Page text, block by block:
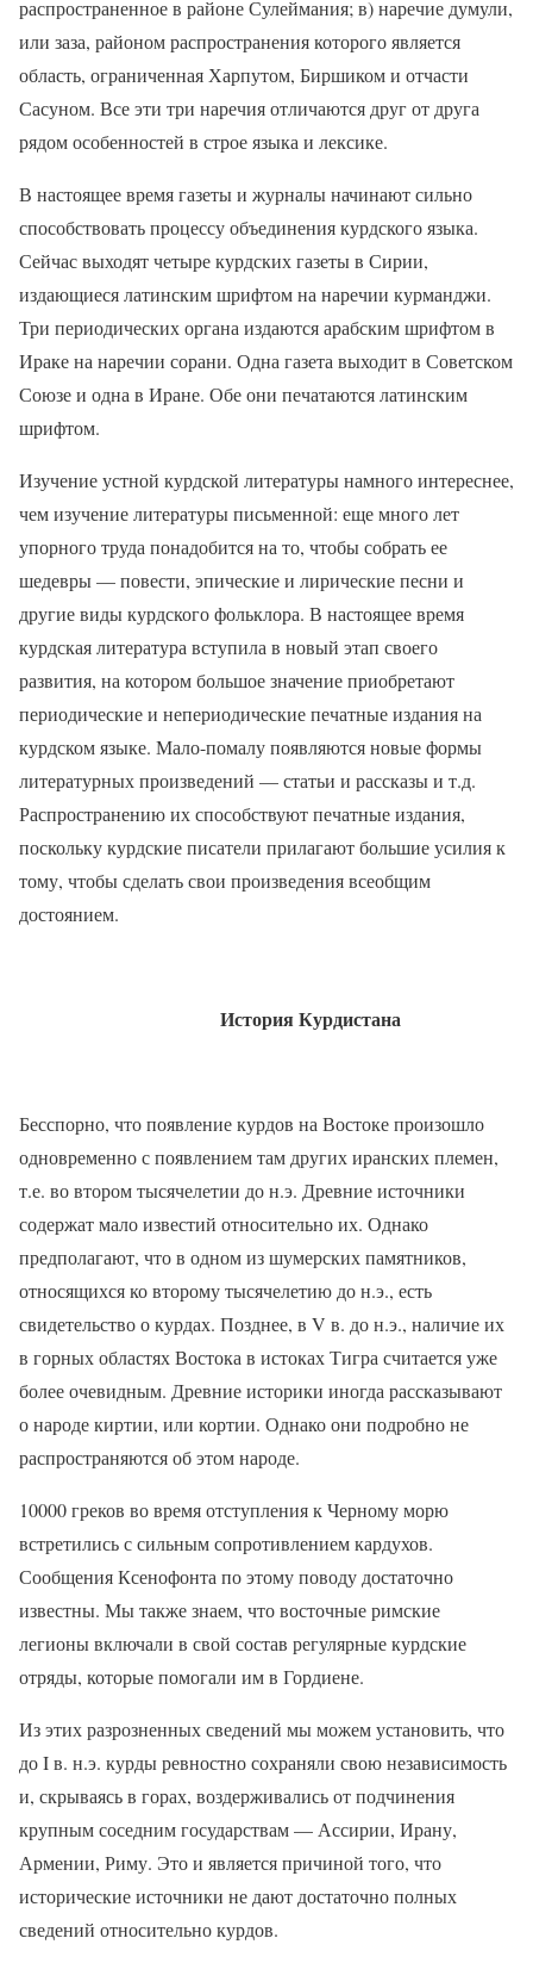
распространенное в районе Сулеймания; в) наречие думули,
или заза, районом распространения которого является
область, ограниченная Харпутом, Биршиком и отчасти
Сасуном. Все эти три наречия отличаются друг от друга
рядом особенностей в строе языка и лексике.
В настоящее время газеты и журналы начинают сильно
способствовать процессу объединения курдского языка.
Сейчас выходят четыре курдских газеты в Сирии,
издающиеся латинским шрифтом на наречии курманджи.
Три периодических органа издаются арабским шрифтом в
Ираке на наречии сорани. Одна газета выходит в Советском
Союзе и одна в Иране. Обе они печатаются латинским
шрифтом.
Изучение устной курдской литературы намного интереснее,
чем изучение литературы письменной: еще много лет
упорного труда понадобится на то, чтобы собрать ее
шедевры — повести, эпические и лирические песни и
другие виды курдского фольклора. В настоящее время
курдская литература вступила в новый этап своего
развития, на котором большое значение приобретают
периодические и непериодические печатные издания на
курдском языке. Мало-помалу появляются новые формы
литературных произведений — статьи и рассказы и т.д.
Распространению их способствуют печатные издания,
поскольку курдские писатели прилагают большие усилия к
тому, чтобы сделать свои произведения всеобщим
достоянием.
История Курдистана
Бесспорно, что появление курдов на Востоке произошло
одновременно с появлением там других иранских племен,
т.е. во втором тысячелетии до н.э. Древние источники
содержат мало известий относительно их. Однако
предполагают, что в одном из шумерских памятников,
относящихся ко второму тысячелетию до н.э., есть
свидетельство о курдах. Позднее, в V в. до н.э., наличие их
в горных областях Востока в истоках Тигра считается уже
более очевидным. Древние историки иногда рассказывают
о народе киртии, или кортии. Однако они подробно не
распространяются об этом народе.
10000 греков во время отступления к Черному морю
встретились с сильным сопротивлением кардухов.
Сообщения Ксенофонта по этому поводу достаточно
известны. Мы также знаем, что восточные римские
легионы включали в свой состав регулярные курдские
отряды, которые помогали им в Гордиене.
Из этих разрозненных сведений мы можем установить, что
доIв. н.э. курды ревностно сохраняли свою независимость
и, скрываясь в горах, воздерживались от подчинения
крупным соседним государствам — Ассирии, Ирану,
Армении, Риму. Это и является причиной того, что
исторические источники не дают достаточно полных
сведений относительно курдов.